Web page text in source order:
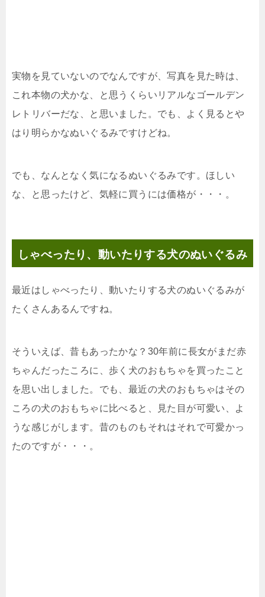
実物を見ていないのでなんですが、写真を見た時は、
これ本物の犬かな、と思うくらいリアルなゴールデン
レトリバーだな、と思いました。でも、よく見るとや
はり明らかなぬいぐるみですけどね。
でも、なんとなく気になるぬいぐるみです。ほしい
な、と思ったけど、気軽に買うには価格が・・・。
しゃべったり、動いたりする犬のぬいぐるみ
最近はしゃべったり、動いたりする犬のぬいぐるみが
たくさんあるんですね。
そういえば、昔もあったかな？30年前に長女がまだ赤
ちゃんだったころに、歩く犬のおもちゃを買ったこと
を思い出しました。でも、最近の犬のおもちゃはその
ころの犬のおもちゃに比べると、見た目が可愛い、よ
うな感じがします。昔のものもそれはそれで可愛かっ
たのですが・・・。